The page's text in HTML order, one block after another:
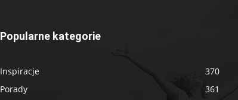
Popularne kategorie
Inspiracje
370
Porady
361